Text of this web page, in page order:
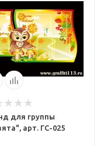
для группы
арт. ГС-025